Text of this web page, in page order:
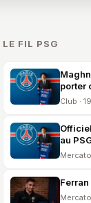
LE FIL PSG
porter
Club ·
au
Mercato
Mercato